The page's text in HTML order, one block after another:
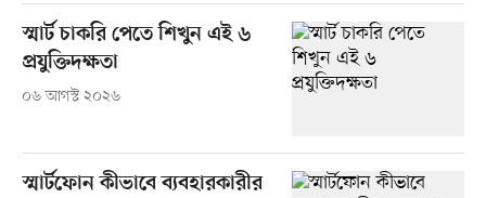
স্মার্ট চাকরি পেতে শিখুন এই ৬
প্রযুক্তিদক্ষতা
০৬ আগস্ট ২০২৬
স্মার্টফোন কীভাবে ব্যবহারকারীর